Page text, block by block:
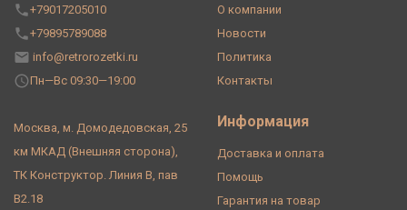
+79017205010
+79895789088
info@retrorozetki.ru
Пн—Вс 09:30—19:00
Москва, м. Домодедовская, 25
км МКАД (Внешняя сторона),
ТК Конструктор. Линия В, пав
В2.18
О компании
Новости
Политика
Контакты
Информация
Доставка и оплата
Помощь
Гарантия на товар